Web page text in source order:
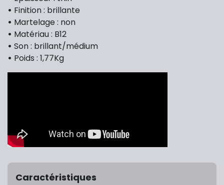
• Finition : brillante
• Martelage : non
• Matériau : B12
• Son : brillant/médium
• Poids : 1,77Kg
Caractéristiques